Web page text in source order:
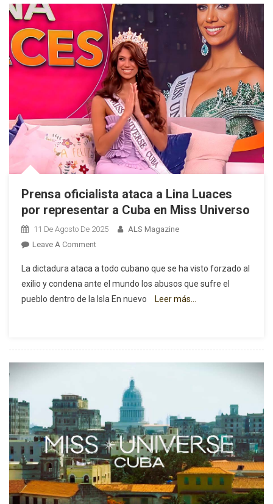
Como
De
Bad
Bunny
Prensa oficialista ataca a Lina Luaces
por representar a Cuba en Miss Universo
11 De Agosto De 2025
ALS Magazine
Leave A CommentOn
Oficialista
Ataca
A
Miss
Universo
La dictadura ataca a todo cubano que se ha visto forzado al
exilio y condena ante el mundo los abusos que sufre el
pueblo dentro de la Isla En nuevo
Leer más…